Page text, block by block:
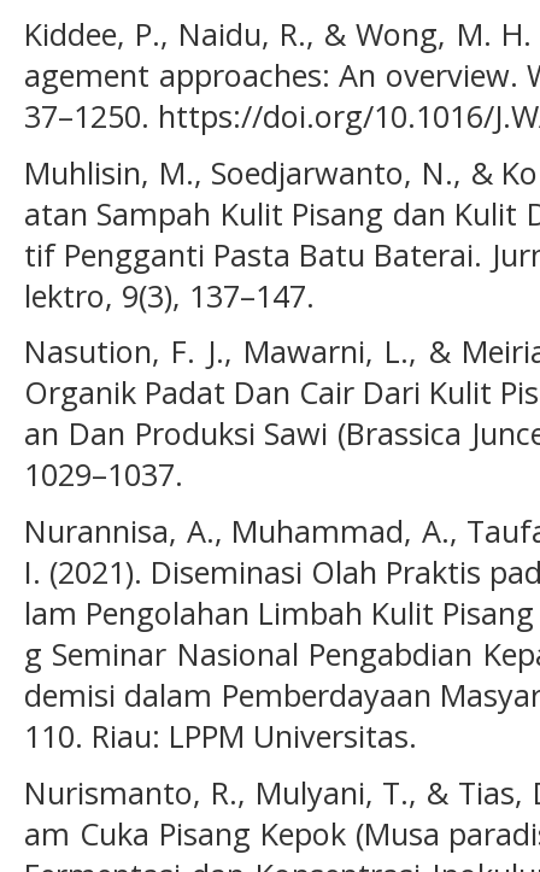
Kiddee, P., Naidu, R., & Wong, M.
agement approaches: An overview.
37–1250. https://doi.org/10.1016/
Muhlisin, M., Soedjarwanto, N., &
atan Sampah Kulit Pisang dan Kulit
tif Pengganti Pasta Batu Baterai.
lektro, 9(3), 137–147.
Nasution, F. J., Mawarni, L., &
Organik Padat Dan Cair Dari Kulit
an Dan Produksi Sawi (Brassica
1029–1037.
Nurannisa, A., Muhammad, A.,
I. (2021). Diseminasi Olah Praktis
lam Pengolahan Limbah Kulit
g Seminar Nasional Pengabdian
demisi dalam Pemberdayaan
110. Riau: LPPM Universitas.
Nurismanto, R., Mulyani, T., & Tias,
am Cuka Pisang Kepok (Musa